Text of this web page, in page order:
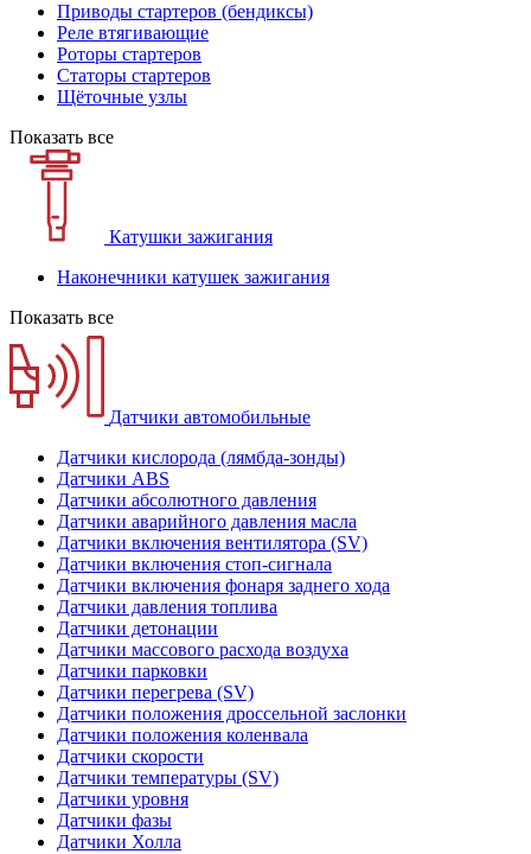
Приводы стартеров (бендиксы)
Реле втягивающие
Роторы стартеров
Статоры стартеров
Щёточные узлы
Показать все
Катушки зажигания
Наконечники катушек зажигания
Показать все
Датчики автомобильные
Датчики кислорода (лямбда-зонды)
Датчики ABS
Датчики абсолютного давления
Датчики аварийного давления масла
Датчики включения вентилятора (SV)
Датчики включения стоп-сигнала
Датчики включения фонаря заднего хода
Датчики давления топлива
Датчики детонации
Датчики массового расхода воздуха
Датчики парковки
Датчики перегрева (SV)
Датчики положения дроссельной заслонки
Датчики положения коленвала
Датчики скорости
Датчики температуры (SV)
Датчики уровня
Датчики фазы
Датчики Холла